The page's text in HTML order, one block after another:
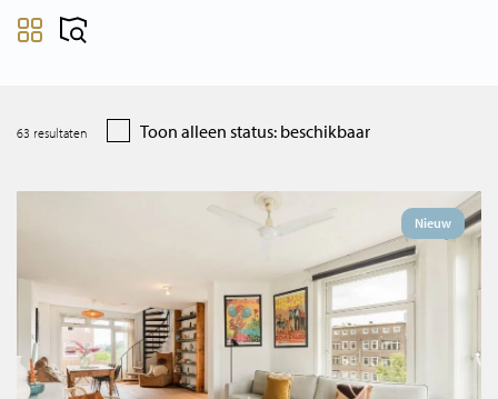
Aangekocht
Transacties
Spaans aanbod
Wie zijn wij
63 resultaten Toon alleen status: beschikbaar
Nieuw